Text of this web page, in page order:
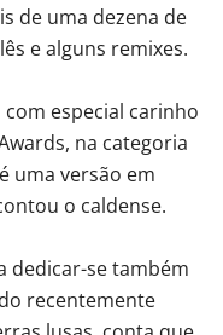
de uma dezena de
e alguns remixes.
especial carinho
na categoria
uma versão em
o caldense.
dedicar-se também
recentemente